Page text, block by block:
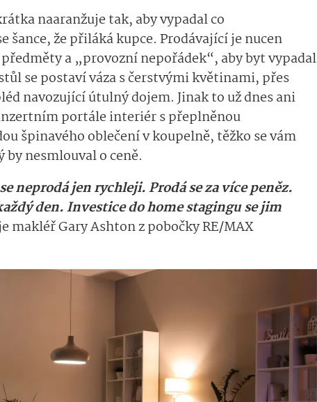
naaranžuje tak, aby vypadal co
šance, že přiláká kupce. Prodávající je nucen
a „provozní nepořádek“, aby byt vypadal
se postaví váza s čerstvými květinami, přes
navozující útulný dojem. Jinak to už dnes ani
portále interiér s přeplněnou
špinavého oblečení v koupelně, těžko se vám
by nesmlouval o ceně.
neprodá jen rychleji. Prodá se za více peněz.
den. Investice do home stagingu se jim
makléř Gary Ashton z pobočky RE/MAX